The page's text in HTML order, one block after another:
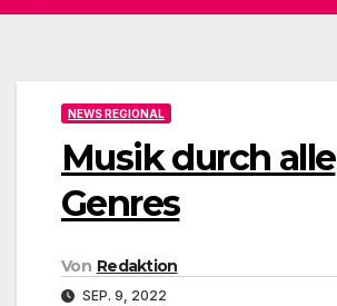
NEWS REGIONAL
Musik durch alle
Genres
Von Redaktion
SEP. 9, 2022